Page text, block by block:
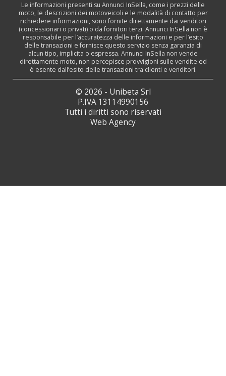
Le informazioni presenti su Annunci InSella, come i prezzi delle
moto, le descrizioni dei motoveicoli e le modalità di contatto per
richiedere informazioni, sono fornite direttamente dai venditori
(concessionari o privati) o da fornitori terzi. Annunci InSella non è
responsabile per l’accuratezza delle informazioni e per l’esito
delle transazioni e fornisce questo servizio senza garanzia di
alcun tipo, implicita o espressa. Annunci InSella non vende
direttamente moto, non percepisce provvigioni sulle vendite ed
è esente dall’esito delle transazioni tra clienti e venditori.
© 2026 - Unibeta Srl
P.IVA 13114990156
Tutti i diritti sono riservati
Web Agency